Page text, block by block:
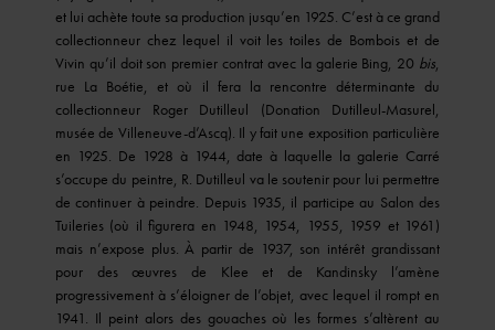
et lui achète toute sa production jusqu’en 1925. C’est à ce grand
collectionneur chez lequel il voit les toiles de Bombois et de
Vivin qu’il doit son premier contrat avec la galerie Bing, 20 bis,
rue La Boétie, et où il fera la rencontre déterminante du
collectionneur Roger Dutilleul (Donation Dutilleul-Masurel,
musée de Villeneuve-d’Ascq). Il y fait une exposition particulière
en 1925. De 1928 à 1944, date à laquelle la galerie Carré
s’occupe du peintre, R. Dutilleul va le soutenir pour lui permettre
de continuer à peindre. Depuis 1935, il participe au Salon des
Tuileries (où il figurera en 1948, 1954, 1955, 1959 et 1961)
mais n’expose plus. À partir de 1937, son intérêt grandissant
pour des œuvres de Klee et de Kandinsky l’amène
progressivement à s’éloigner de l’objet, avec lequel il rompt en
1941. Il peint alors des gouaches où les formes s’altèrent au